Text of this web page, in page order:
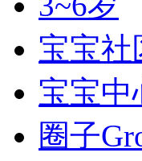
宝宝社
宝宝中
圈子